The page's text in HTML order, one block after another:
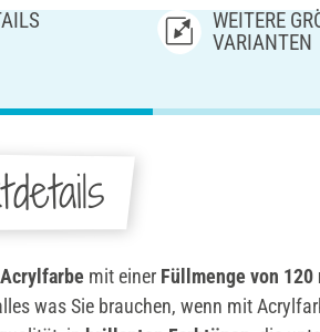
WEITERE
ARIANTEN
mit einer Füllmenge von 120
was Sie brauchen, wenn mit